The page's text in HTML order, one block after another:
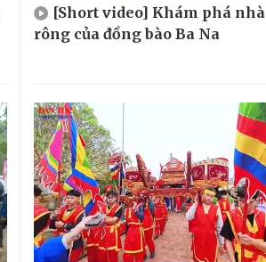
[Short video] Khám phá nhà
rông của đồng bào Ba Na